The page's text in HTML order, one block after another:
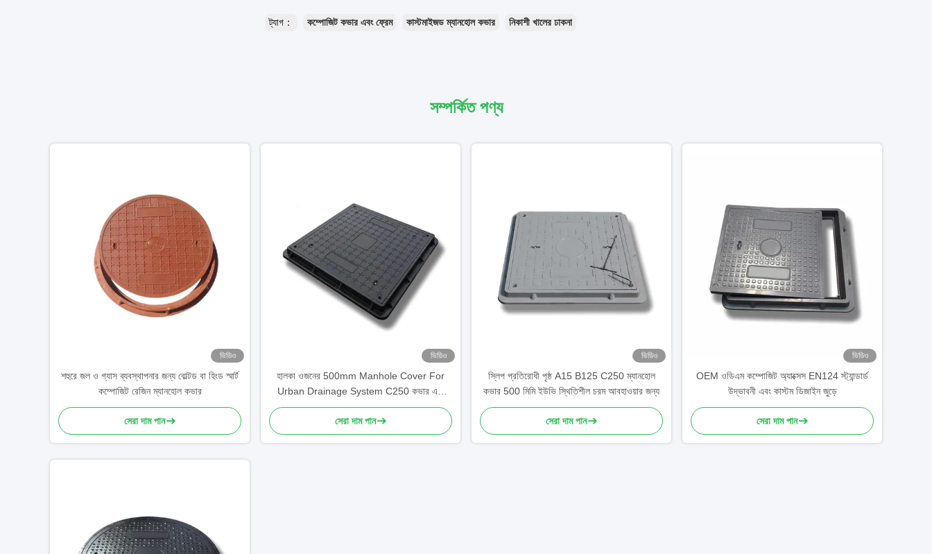
ট্যাগ： কম্পোজিট কভার এবং ফ্রেম কাস্টমাইজড ম্যানহোল কভার নিকাশী খালের ঢাকনা
সম্পর্কিত পণ্য
ভিডিও
শহুরে জল ও গ্যাস ব্যবস্থাপনার জন্য বোল্টড বা হিংড স্মার্ট
কম্পোজিট রেজিন ম্যানহোল কভার
সেরা দাম পান
ভিডিও
হালকা ওজনের 500mm Manhole Cover For
Urban Drainage System C250 কভার এবং
ফ্রেম
সেরা দাম পান
ভিডিও
স্লিপ প্রতিরোধী পৃষ্ঠ A15 B125 C250 ম্যানহোল
কভার 500 মিমি ইউভি স্থিতিশীল চরম আবহাওয়ার জন্য
সেরা দাম পান
ভিডিও
OEM ওডিএম কম্পোজিট অ্যাক্সেস EN124 স্ট্যান্ডার্ড
উদ্ভাবনী এবং কাস্টম ডিজাইন জুড়ে
সেরা দাম পান